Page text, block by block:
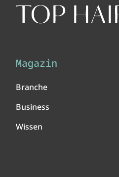
Magazin
Branche
Business
Wissen